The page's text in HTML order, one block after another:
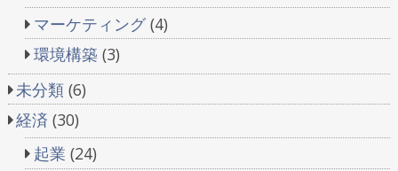
マーケティング(4)
環境構築 (3)
未分類 (6)
経済 (30)
起業 (24)